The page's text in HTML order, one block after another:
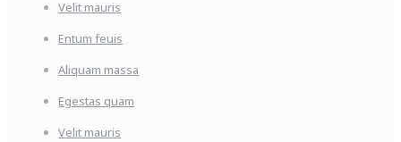
Velit mauris
Entum feuis
Aliquam massa
Egestas quam
Velit mauris